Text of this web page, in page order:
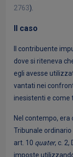
2763).
Il caso
Il contribuente
dove si riteneva
egli avesse
vantati nei
inesistenti e come
Nel contempo, era
Tribunale ordinario
art. 10 quater, c. 2,
imposte